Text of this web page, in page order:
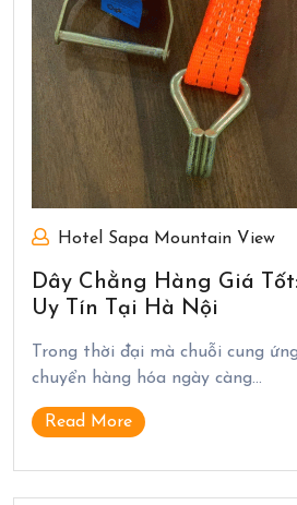
Hotel Sapa Mountain View
Dây Chằng Hàng Giá
Uy Tín Tại Hà Nội
Trong thời đại mà chuỗi cung
chuyển hàng hóa ngày càng…
Read More